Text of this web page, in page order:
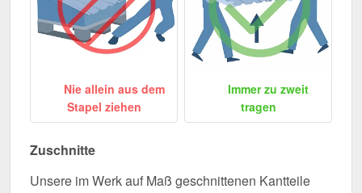
Nie allein aus dem
Stapel ziehen
Immer zu zweit
tragen
Zuschnitte
Unsere im Werk auf Maß geschnittenen Kantteile